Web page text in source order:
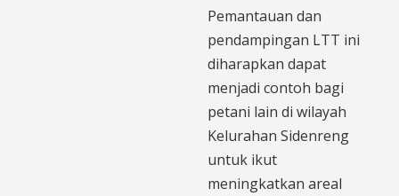
Pemantauan dan
pendampingan LTT ini
diharapkan dapat
menjadi contoh bagi
petani lain di wilayah
Kelurahan Sidenreng
untuk ikut
meningkatkan areal